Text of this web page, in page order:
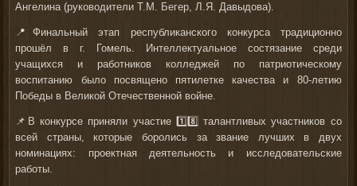
Ангелина(руководителиТ.М. Бегер, Л.Я. Давыдова).
📍Финальный этап республиканского конкурса традиционно
прошёл в г. Гомель. Интеллектуальное состязание среди
учащихся и работников колледжей по патриотическому
воспитанию было посвящено пятилетке качества и 80-летию
Победы в Великой Отечественной войне.
📌В конкурсе приняли участие 1️⃣8️⃣ талантливых участников со
всей страны, которые боролись за звание лучших в двух
номинациях: проектная деятельность и исследовательские
работы.